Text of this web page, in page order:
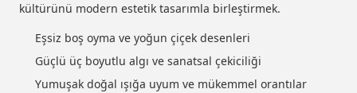
kültürünü modern estetik tasarımla birleştirmek.
Eşsiz boş oyma ve yoğun çiçek desenleri
Güçlü üç boyutlu algı ve sanatsal çekiciliği
Yumuşak doğal ışığa uyum ve mükemmel orantılar